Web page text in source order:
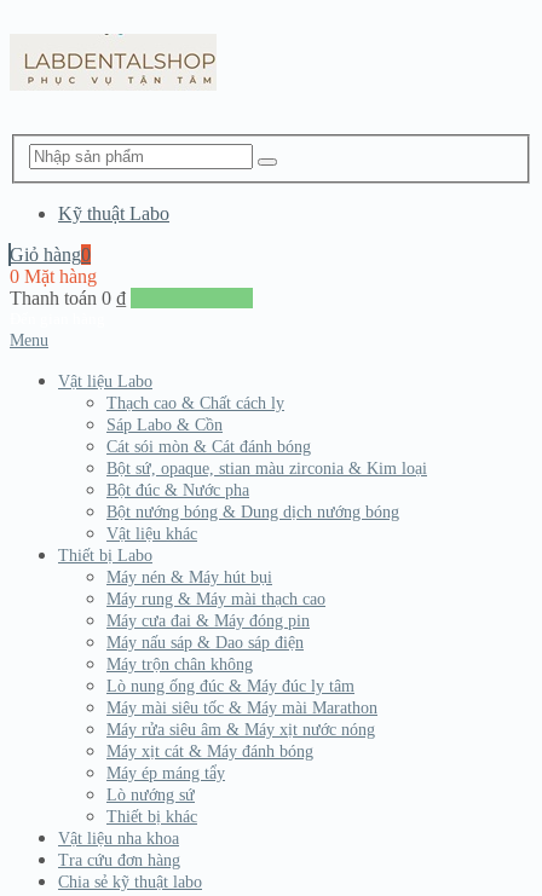
Kỹ thuật Labo
Giỏ hàng0
0 Mặt hàng
Thanh toán 0 ₫
Menu
Vật liệu Labo
Thạch cao & Chất cách ly
Sáp Labo & Cồn
Cát sói mòn & Cát đánh bóng
Bột sứ, opaque, stian màu zirconia & Kim loại
Bột đúc & Nước pha
Bột nướng bóng & Dung dịch nướng bóng
Vật liệu khác
Thiết bị Labo
Máy nén & Máy hút bụi
Máy rung & Máy mài thạch cao
Máy cưa đai & Máy đóng pin
Máy nấu sáp & Dao sáp điện
Máy trộn chân không
Lò nung ống đúc & Máy đúc ly tâm
Máy mài siêu tốc & Máy mài Marathon
Máy rửa siêu âm & Máy xịt nước nóng
Máy xịt cát & Máy đánh bóng
Máy ép máng tẩy
Lò nướng sứ
Thiết bị khác
Vật liệu nha khoa
Tra cứu đơn hàng
Chia sẻ kỹ thuật labo